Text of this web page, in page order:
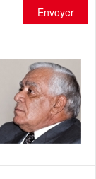
Envoyer